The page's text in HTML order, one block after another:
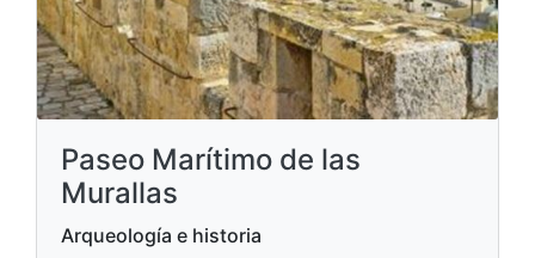
Paseo Marítimo de las
Murallas
Arqueología e historia